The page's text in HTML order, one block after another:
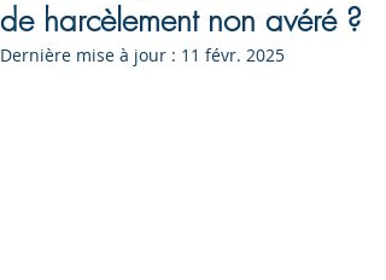
de harcèlement non avéré ?
Dernière mise à jour : 11 févr. 2025